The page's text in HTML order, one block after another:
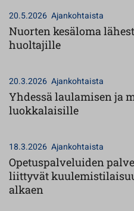
20.5.2026 Ajankohtaista
Nuorten kesäloma
huoltajille
20.3.2026 Ajankohtaista
Yhdessä laulamisen ja
luokkalaisille
18.3.2026 Ajankohtaista
Opetuspalveluiden
liittyvät
alkaen